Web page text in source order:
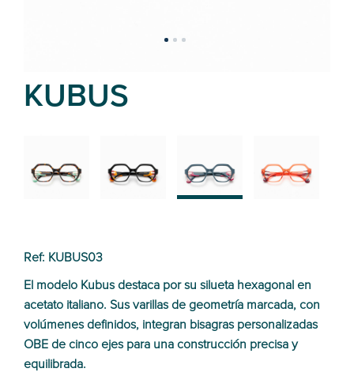
KUBUS
Ref: KUBUS03
El modelo Kubus destaca por su silueta hexagonal en
acetato italiano. Sus varillas de geometría marcada, con
volúmenes definidos, integran bisagras personalizadas
OBE de cinco ejes para una construcción precisa y
equilibrada.